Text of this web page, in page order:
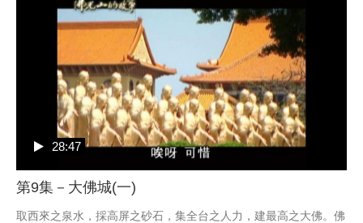
第9集－大佛城(一)
28:47
取西來之泉水，採高屏之砂石，集全台之人力，建最高之大佛。佛